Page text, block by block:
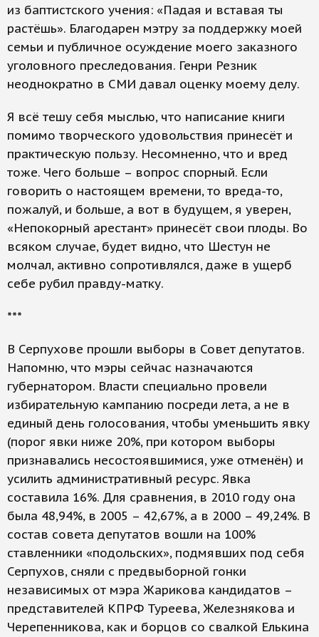
из баптистского учения: «Падая и вставая ты
растёшь». Благодарен мэтру за поддержку моей
семьи и публичное осуждение моего заказного
уголовного преследования. Генри Резник
неоднократно в СМИ давал оценку моему делу.
Я всё тешу себя мыслью, что написание книги
помимо творческого удовольствия принесёт и
практическую пользу. Несомненно, что и вред
тоже. Чего больше – вопрос спорный. Если
говорить о настоящем времени, то вреда-то,
пожалуй, и больше, а вот в будущем, я уверен,
«Непокорный арестант» принесёт свои плоды. Во
всяком случае, будет видно, что Шестун не
молчал, активно сопротивлялся, даже в ущерб
себе рубил правду-матку.
***
В Серпухове прошли выборы в Совет депутатов.
Напомню, что мэры сейчас назначаются
губернатором. Власти специально провели
избирательную кампанию посреди лета, а не в
единый день голосования, чтобы уменьшить явку
(порог явки ниже 20%, при котором выборы
признавались несостоявшимися, уже отменён) и
усилить административный ресурс. Явка
составила 16%. Для сравнения, в 2010 году она
была 48,94%, в 2005 – 42,67%, а в 2000 – 49,24%. В
состав совета депутатов вошли на 100%
ставленники «подольских», подмявших под себя
Серпухов, сняли с предвыборной гонки
независимых от мэра Жарикова кандидатов –
представителей КПРФ Туреева, Железнякова и
Черепенникова, как и борцов со свалкой Елькина